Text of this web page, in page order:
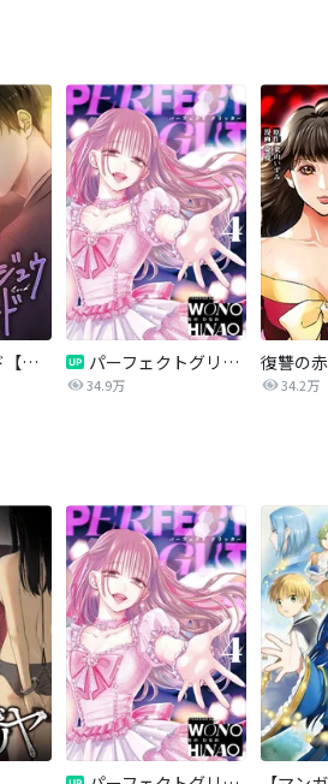
シンジュウエンド【タテヨミ】 パーフェクトグリッター
34.9万 34.2万